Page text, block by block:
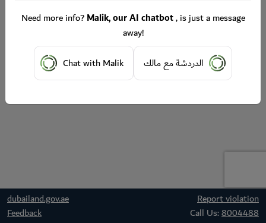
dubailand.gov.ae
Report violation
Feedback
Call Us:8004488
Need more info?Malik, our AI chatbot, is just a message
away!
Chat with Malik
الدردشة مع مالك